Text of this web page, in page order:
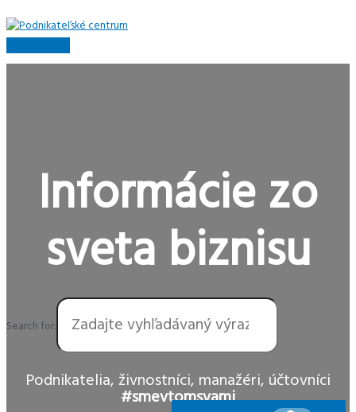
Preskočiť
na
Hlavné
Menu
Informácie zo
sveta biznisu
Search for:
Podnikatelia, živnostníci, manažéri, účtovníci
#smevtomsvami